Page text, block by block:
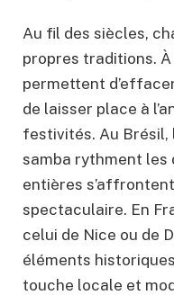
Au fil des siècles,
propres traditions. À
permettent
de laisser place à
festivités. Au Brésil,
samba rythment les
entières
spectaculaire. En
celui de Nice ou de
éléments
touche locale et